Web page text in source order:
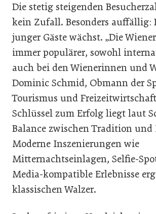
Die stetig steigenden
kein Zufall. Besonders auffällig:
junger Gäste wächst. „Die
immer populärer, sowohl
auch bei den Wienerinnen und
Dominic Schmid, Obmann der
Tourismus und
Schlüssel zum Erfolg liegt laut
Balance zwischen Tradition
Moderne Inszenierungen wie
Mitternachtseinlagen, Selfie-
Media-kompatible Erlebnisse
klassischen Walzer.